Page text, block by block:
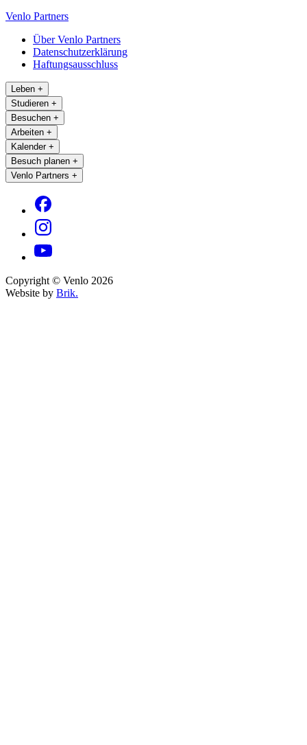
Venlo Partners
Über Venlo Partners
Datenschutzerklärung
Haftungsausschluss
Leben +
Studieren +
Besuchen +
Arbeiten +
Kalender +
Besuch planen +
Venlo Partners +
Copyright © Venlo 2026
Website by Brik.